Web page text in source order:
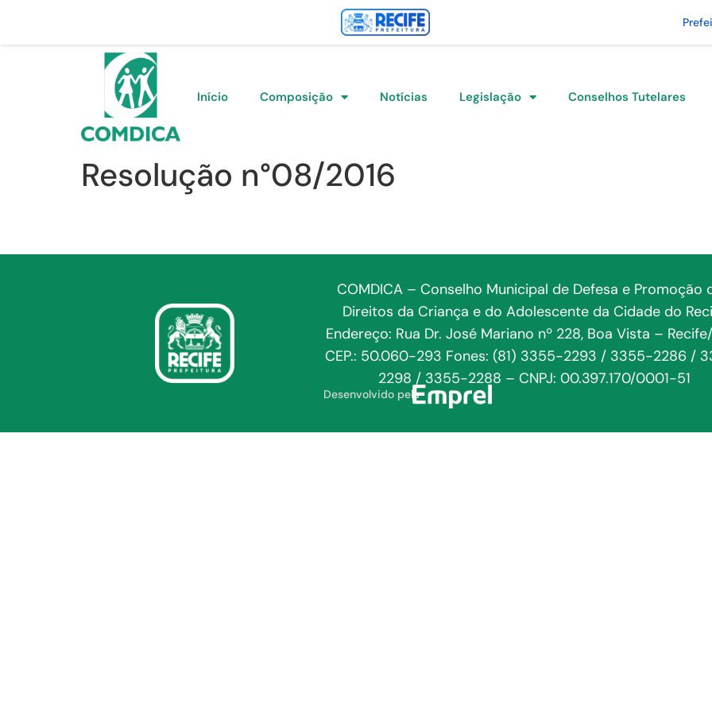
Início Composição Notícias Legislação Conselhos Tutelares
Resolução n°08/2016
COMDICA – Conselho Municipal de Defesa e Promoção
Direitos da Criança e do Adolescente da Cidade do
Endereço: Rua Dr. José Mariano nº 228, Boa Vista –
CEP.: 50.060-293 Fones: (81) 3355-2293 / 3355-2286 /
2298 / 3355-2288 – CNPJ: 00.397.170/0001-51
Desenvolvido pela